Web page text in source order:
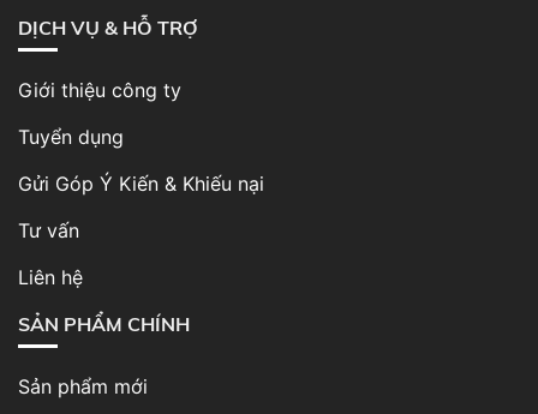
DỊCH VỤ & HỖ TRỢ
Giới thiệu công ty
Tuyển dụng
Gửi Góp Ý Kiến & Khiếu nại
Tư vấn
Liên hệ
SẢN PHẨM CHÍNH
Sản phẩm mới